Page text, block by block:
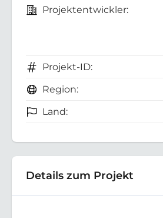
Projektentwickler:
Projekt-ID:
Region:
Land:
Details zum Projekt